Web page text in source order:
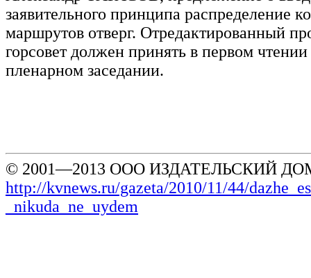
заявительного принципа распределение
маршрутов отверг. Отредактированный
горсовет должен принять в первом
пленарном заседании.
© 2001—2013 ООО ИЗДАТЕЛЬСКИЙ
http://kvnews.ru/gazeta/2010/11/44/
_nikuda_ne_uydem